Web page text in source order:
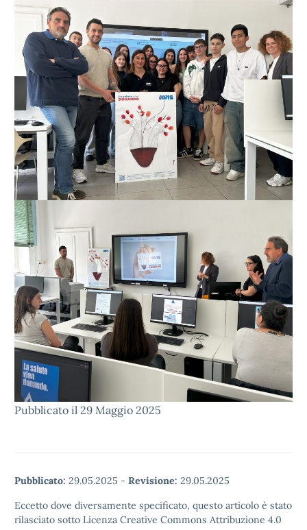
Pubblicato il 29 Maggio 2025
Pubblicato: 29.05.2025 - Revisione: 29.05.2025
Eccetto dove diversamente specificato, questo articolo è stato
rilasciato sotto Licenza Creative Commons Attribuzione 4.0